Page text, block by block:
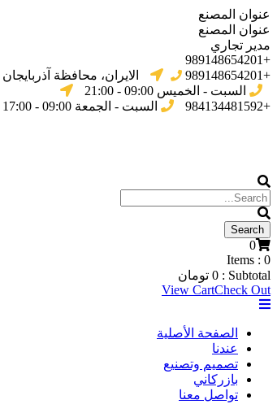
عنوان المصنع
عنوان المصنع
مدير تجاري
+989148654201
+989148654201
الایران، محافظة
السبت - الخميس 09:00 - 21:00
+984134481592
السبت - الجمعة 09:00 - 17:00
0
Items : 0
Subtotal :
0 تومان
View CartCheck Out
الصفحة الأصلية
عندنا
تصميم وتصنيع
بازركاني
تواصل معنا